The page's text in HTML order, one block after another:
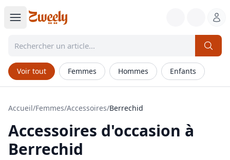
Voir tout Femmes Hommes Enfants
Accueil/Femmes/Accessoires/Berrechid
Accessoires d'occasion à
Berrechid